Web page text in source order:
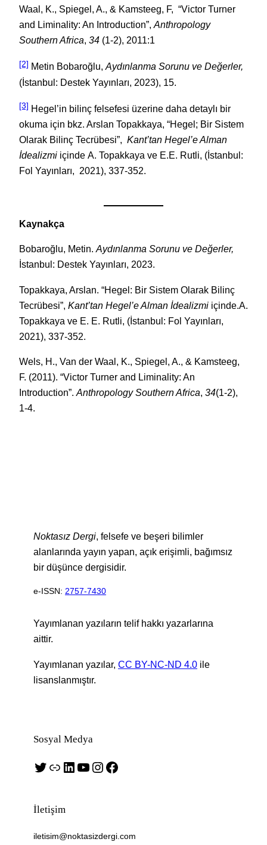
Waal, K., Spiegel, A., & Kamsteeg, F, “Victor Turner
and Liminality: An Introduction”, Anthropology
Southern Africa, 34 (1-2), 2011:1
[2] Metin Bobaroğlu,Aydınlanma Sorunu ve Değerler,
(İstanbul: Destek Yayınları, 2023), 15.
[3] Hegel’in bilinç felsefesi üzerine daha detaylı bir
okuma için bkz. Arslan Topakkaya, “Hegel; Bir Sistem
Olarak Bilinç Tecrübesi”, Kant’tan Hegel’e Alman
İdealizmi içinde A. Topakkaya ve E.E. Rutli, (İstanbul:
Fol Yayınları, 2021), 337-352.
Kaynakça
Bobaroğlu, Metin. Aydınlanma Sorunu ve Değerler,
İstanbul: Destek Yayınları, 2023.
Topakkaya, Arslan. “Hegel: Bir Sistem Olarak Bilinç
Tecrübesi”, Kant’tan Hegel’e Alman İdealizmi içinde.A.
Topakkaya ve E. E. Rutli, (İstanbul: Fol Yayınları,
2021), 337-352.
Wels, H., Van der Waal, K., Spiegel, A., & Kamsteeg,
F. (2011). “Victor Turner and Liminality: An
Introduction”. Anthropology Southern Africa, 34(1-2),
1-4.
Noktasız Dergi , felsefe ve beşeri bilimler
alanlarında yayın yapan, açık erişimli, bağımsız
bir düşünce dergisidir.
e-ISSN: 2757-7430
Yayımlanan yazıların telif hakkı yazarlarına
aittir.
Yayımlanan yazılar, CC BY-NC-ND 4.0 ile
lisanslanmıştır.
Sosyal Medya
Twitter Bağlantı LinkedIn YouTube Instagram Facebook
İletişim
iletisim@noktasizdergi.com